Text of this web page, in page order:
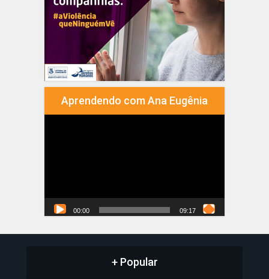
Aprendendo com Ana Eugênia
00:00 09:17
+ Popular